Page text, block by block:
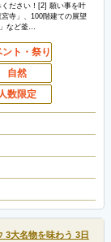
ださい！[2] 願い事を叶
寺」、100階建ての展望
など釜…
ント・祭り
自然
人数限定
3大名物を味わう 3日